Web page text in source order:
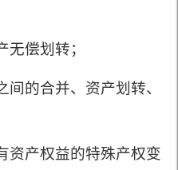
偿划转；
的合并、资产划转、
产权益的特殊产权变